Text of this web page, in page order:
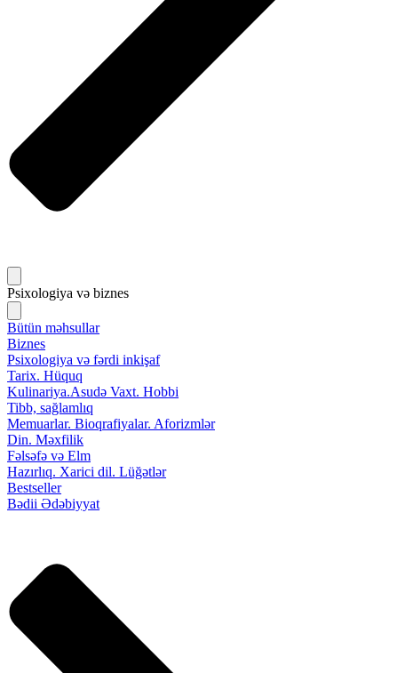
Psixologiya və biznes
Bütün məhsullar
Biznes
Psixologiya və fərdi inkişaf
Tarix. Hüquq
Kulinariya.Asudə Vaxt. Hobbi
Tibb, sağlamlıq
Memuarlar. Bioqrafiyalar. Aforizmlər
Din. Məxfilik
Fəlsəfə və Elm
Hazırlıq. Xarici dil. Lüğətlər
Bestseller
Bədii Ədəbiyyat